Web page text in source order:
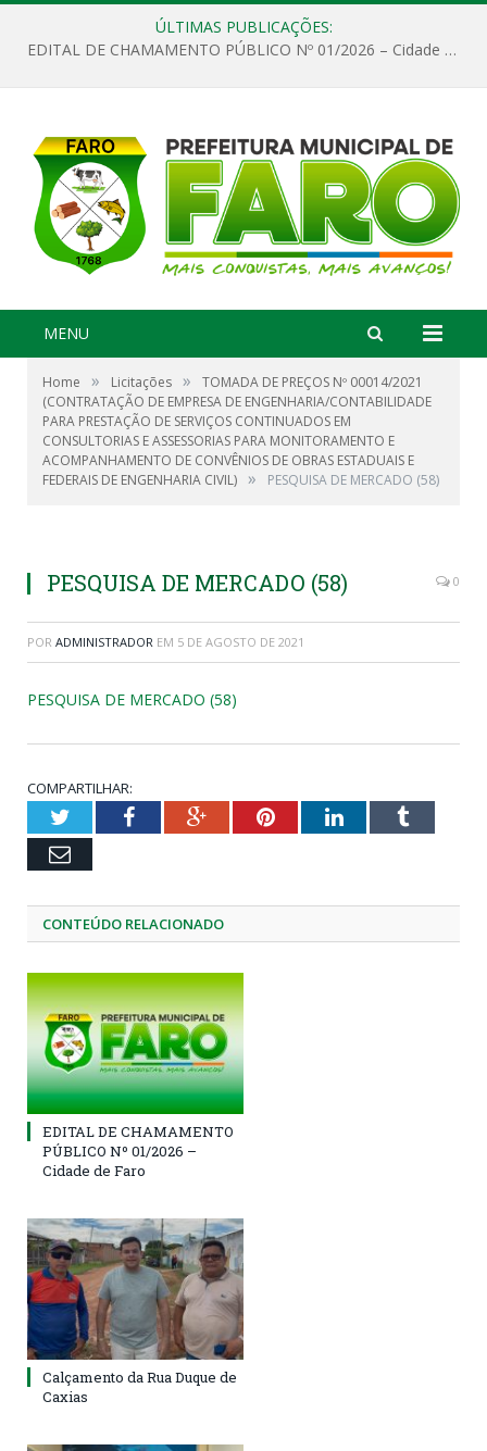
ÚLTIMAS PUBLICAÇÕES:
EDITAL DE CHAMAMENTO PÚBLICO Nº 01/2026 – Cidade de Faro
MENU
Home » Licitações »
TOMADA DE PREÇOS Nº 00014/2021
(CONTRATAÇÃO DE EMPRESA DE ENGENHARIA/CONTABILIDADE
PARA PRESTAÇÃO DE SERVIÇOS CONTINUADOS EM
CONSULTORIAS E ASSESSORIAS PARA MONITORAMENTO E
ACOMPANHAMENTO DE CONVÊNIOS DE OBRAS ESTADUAIS E
FEDERAIS DE ENGENHARIA CIVIL) » PESQUISA DE MERCADO (58)
PESQUISA DE MERCADO (58) 0
POR ADMINISTRADOR EM 5 DE AGOSTO DE 2021
PESQUISA DE MERCADO (58)
COMPARTILHAR:
TwitterFacebookGoogle+PinterestLinkedInTumblr
Email
CONTEÚDO RELACIONADO
EDITAL DE CHAMAMENTO
PÚBLICO Nº 01/2026 –
Cidade de Faro
Calçamento da Rua Duque de
Caxias